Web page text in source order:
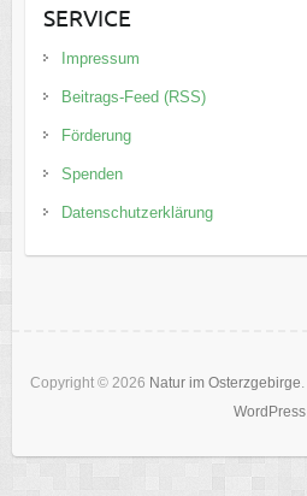
SERVICE
Impressum
Beitrags-Feed (RSS)
Förderung
Spenden
Datenschutzerklärung
Copyright © 2026 Natur im Osterzgebirge
WordPress